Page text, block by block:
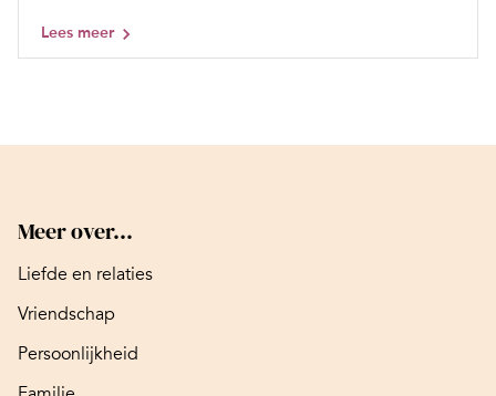
Lees meer
Meer over...
Liefde en relaties
Vriendschap
Persoonlijkheid